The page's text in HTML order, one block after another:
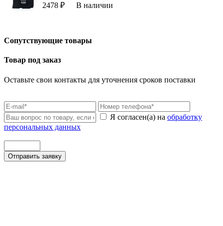
2478 ₽
В наличии
Сопутствующие товары
Товар под заказ
Оставьте свои контакты для уточнения сроков поставки
Я согласен(а) на обработку
персональных данных
Отправить заявку